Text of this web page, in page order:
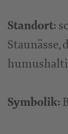
Standort:
Staunässe,
Symbolik: